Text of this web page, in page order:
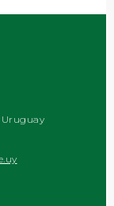
Uruguay